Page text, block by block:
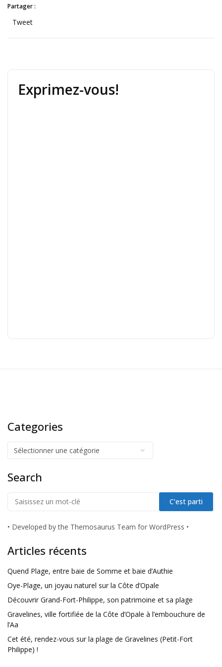
Partager :
Tweet
Exprimez-vous!
Categories
Search
• Developed by the Themosaurus Team for WordPress •
Articles récents
Quend Plage, entre baie de Somme et baie d’Authie
Oye-Plage, un joyau naturel sur la Côte d’Opale
Découvrir Grand-Fort-Philippe, son patrimoine et sa plage
Gravelines, ville fortifiée de la Côte d’Opale à l’embouchure de
l’Aa
Cet été, rendez-vous sur la plage de Gravelines (Petit-Fort
Philippe) !